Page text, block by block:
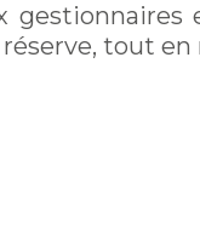
réserve, tout